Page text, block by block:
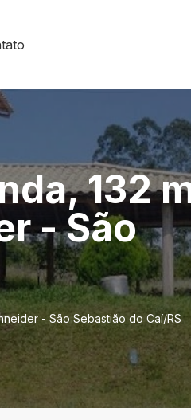
132
- São
- São Sebastião do Caí/RS